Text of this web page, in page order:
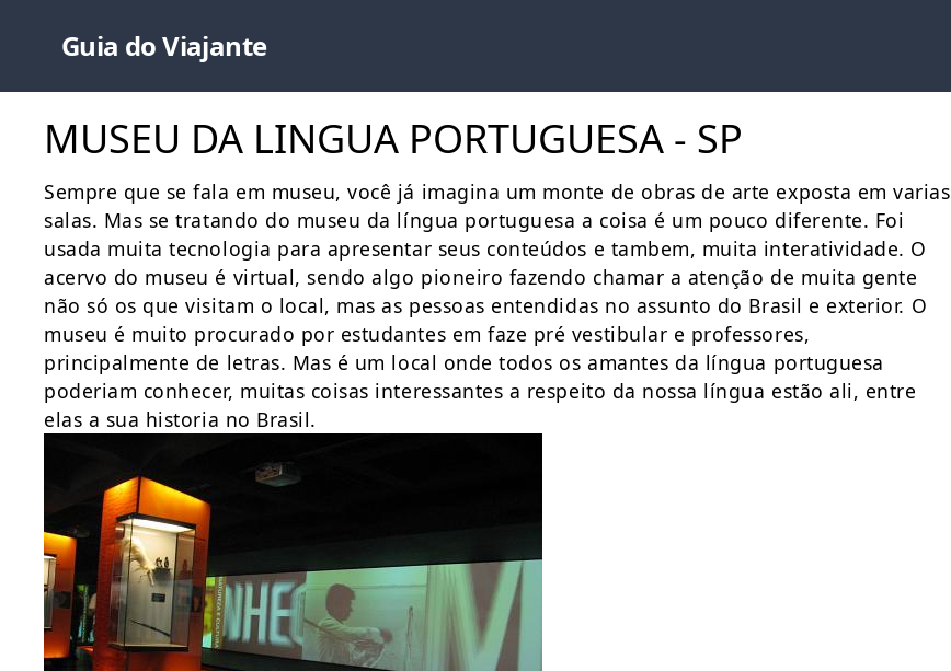
Guia do Viajante
MUSEU DA LINGUA PORTUGUESA - SP
Sempre que se fala em museu, você já imagina um monte de obras de arte exposta em varias
salas. Mas se tratando do museu da língua portuguesa a coisa é um pouco diferente. Foi
usada muita tecnologia para apresentar seus conteúdos e tambem, muita interatividade. O
acervo do museu é virtual, sendo algo pioneiro fazendo chamar a atenção de muita gente
não só os que visitam o local, mas as pessoas entendidas no assunto do Brasil e exterior. O
museu é muito procurado por estudantes em faze pré vestibular e professores,
principalmente de letras. Mas é um local onde todos os amantes da língua portuguesa
poderiam conhecer, muitas coisas interessantes a respeito da nossa língua estão ali, entre
elas a sua historia no Brasil.